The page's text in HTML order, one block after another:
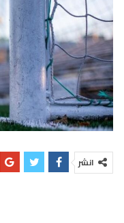
انشر